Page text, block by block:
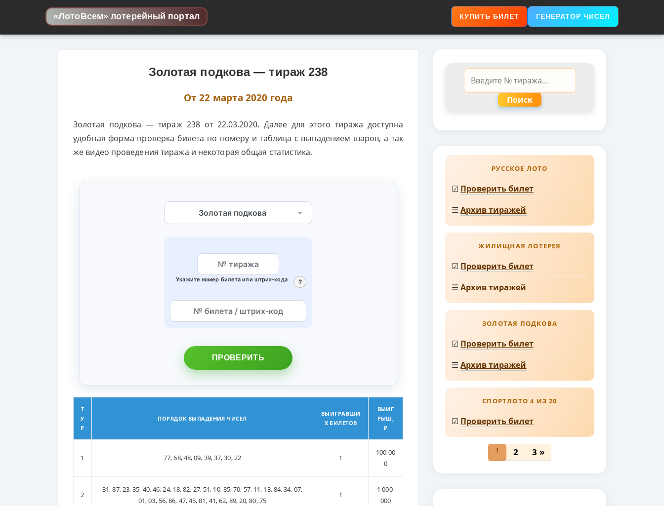
Skip to content
«ЛотоВсем» лотерейный портал
КУПИТЬ БИЛЕТ ГЕНЕРАТОР ЧИСЕЛ
Золотая подкова — тираж 238
От 22 марта 2020 года
Золотая подкова — тираж 238 от 22.03.2020. Далее для этого тиража доступна
удобная форма проверка билета по номеру и таблица с выпадением шаров, а так
же видео проведения тиража и некоторая общая статистика.
Укажите номер билета или штрих‑кода ?
ПРОВЕРИТЬ
Т
У
Р
ПОРЯДОК ВЫПАДЕНИЯ ЧИСЕЛ
ВЫИГРАВШИ
Х БИЛЕТОВ
ВЫИГ
РЫШ,
₽
1 77, 68, 48, 09, 39, 37, 30, 22 1
100 00
0
2
31, 87, 23, 35, 40, 46, 24, 18, 82, 27, 51, 10, 85, 70, 57, 11, 13, 84, 34, 07,
01, 03, 56, 86, 47, 45, 81, 41, 62, 89, 20, 80, 75
1
1 000
000
Поиск
РУССКОЕ ЛОТО
☑ Проверить билет
☰Архив тиражей
ЖИЛИЩНАЯ ЛОТЕРЕЯ
☑ Проверить билет
☰Архив тиражей
ЗОЛОТАЯ ПОДКОВА
☑ Проверить билет
☰Архив тиражей
СПОРТЛОТО 4 ИЗ 20
☑ Проверить билет
1 2 3 »